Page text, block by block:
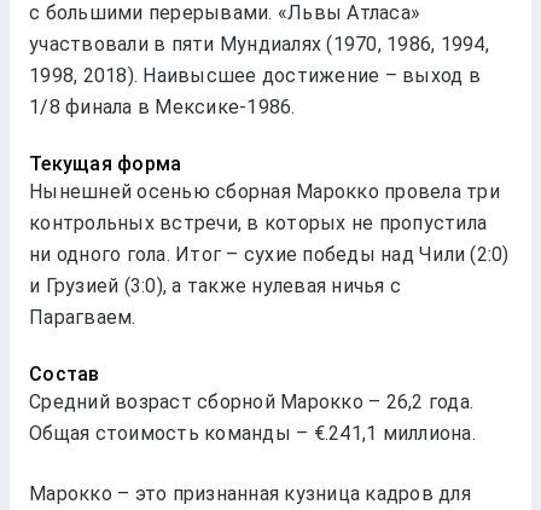
с большими перерывами. «Львы Атласа»
участвовали в пяти Мундиалях (1970, 1986, 1994,
1998, 2018). Наивысшее достижение – выход в
1/8 финала в Мексике-1986.
Текущая форма
Нынешней осенью сборная Марокко провела три
контрольных встречи, в которых не пропустила
ни одного гола. Итог – сухие победы над Чили (2:0)
и Грузией (3:0), а также нулевая ничья с
Парагваем.
Состав
Средний возраст сборной Марокко – 26,2 года.
Общая стоимость команды – €.241,1 миллиона.
Марокко – это признанная кузница кадров для